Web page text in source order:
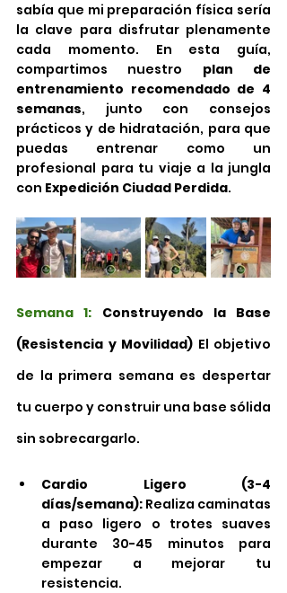
sabía que mi preparación física sería
la clave para disfrutar plenamente
cada momento. En esta guía,
compartimos nuestro plan de
entrenamiento recomendado de 4
semanas, junto con consejos
prácticos y de hidratación, para que
puedas entrenar como un
profesional para tu viaje a la jungla
con Expedición Ciudad Perdida.
Semana 1: Construyendo la Base
(Resistencia y Movilidad) El objetivo
de la primera semana es despertar
tu cuerpo y construir una base sólida
sin sobrecargarlo.
Cardio Ligero (3-4
días/semana): Realiza caminatas
a paso ligero o trotes suaves
durante 30-45 minutos para
empezar a mejorar tu
resistencia.